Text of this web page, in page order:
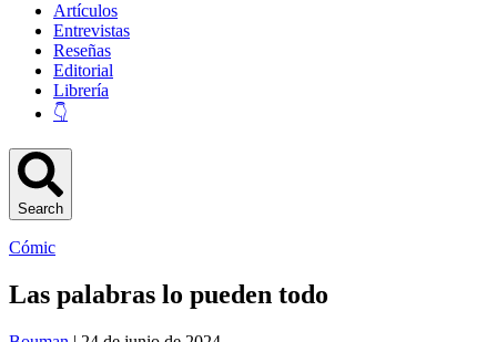
Artículos
Entrevistas
Reseñas
Editorial
Librería
👇
Search
Cómic
Las palabras lo pueden todo